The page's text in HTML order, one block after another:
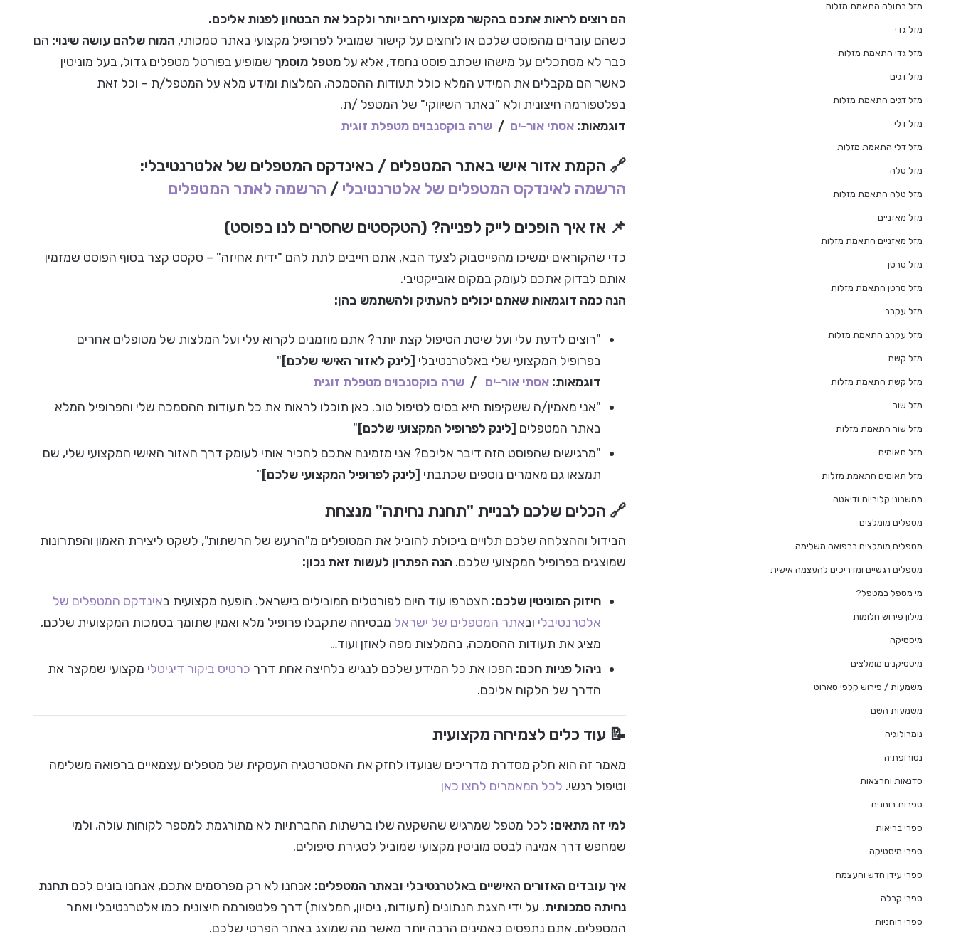
הם רוצים לראות אתכם בהקשר מקצועי רחב יותר ולקבל את הבטחון לפנות אליכם.
כשהם עוברים מהפוסט שלכם או לוחצים על קישור שמוביל לפרופיל מקצועי באתר סמכותי, המוח שלהם עושה שינוי: הם
כבר לא מסתכלים על מישהו שכתב פוסט נחמד, אלא על מטפל מוסמךשמופיע בפורטל מטפלים גדול, בעל מוניטין
כאשר הם מקבלים את המידע המלא כולל תעודות ההסמכה, המלצות ומידע מלא על המטפל/ת – וכל זאת
בפלטפורמה חיצונית ולא "באתר השיווקי" של המטפל /ת.
דוגמאות: אסתי אור-ים / שרה בוקסנבוים מטפלת זוגית
🔗 הקמת אזור אישי באתר המטפלים / באינדקס המטפלים של אלטרנטיבלי:
הרשמה לאינדקס המטפלים של אלטרנטיבלי / הרשמה לאתר המטפלים
📌 אז איך הופכים לייק לפנייה? (הטקסטים שחסרים לנו בפוסט)
כדי שהקוראים ימשיכו מהפייסבוק לצעד הבא, אתם חייבים לתת להם "ידית אחיזה" – טקסט קצר בסוף הפוסט שמזמין
אותם לבדוק אתכם לעומק במקום אובייקטיבי.
הנה כמה דוגמאות שאתם יכולים להעתיק ולהשתמש בהן:
"רוצים לדעת עלי ועל שיטת הטיפול קצת יותר? אתם מוזמנים לקרוא עלי ועל המלצות של מטופלים אחרים
בפרופיל המקצועי שלי באלטרנטיבלי [לינק לאזור האישי שלכם]"
דוגמאות: אסתי אור-ים / שרה בוקסנבוים מטפלת זוגית
"אני מאמין/ה ששקיפות היא בסיס לטיפול טוב. כאן תוכלו לראות את כל תעודות ההסמכה שלי והפרופיל המלא
באתר המטפלים [לינק לפרופיל המקצועי שלכם]"
"מרגישים שהפוסט הזה דיבר אליכם? אני מזמינה אתכם להכיר אותי לעומק דרך האזור האישי המקצועי שלי, שם
תמצאו גם מאמרים נוספים שכתבתי [לינק לפרופיל המקצועי שלכם]"
🔗 הכלים שלכם לבניית "תחנת נחיתה" מנצחת
הבידול וההצלחה שלכם תלויים ביכולת להוביל את המטופלים מ"הרעש של הרשתות", לשקט ליצירת האמון והפתרונות
שמוצגים בפרופיל המקצועי שלכם. הנה הפתרון לעשות זאת נכון:
חיזוק המוניטין שלכם: הצטרפו עוד היום לפורטלים המובילים בישראל. הופעה מקצועית באינדקס המטפלים של
אלטרנטיבלי ובאתר המטפלים של ישראל מבטיחה שתקבלו פרופיל מלא ואמין שתומך בסמכות המקצועית שלכם,
מציג את תעודות ההסמכה, בהמלצות מפה לאוזן ועוד…
ניהול פניות חכם: הפכו את כל המידע שלכם לנגיש בלחיצה אחת דרך כרטיס ביקור דיגיטלי מקצועי שמקצר את
הדרך של הלקוח אליכם.
📝 עוד כלים לצמיחה מקצועית
מאמר זה הוא חלק מסדרת מדריכים שנועדו לחזק את האסטרטגיה העסקית של מטפלים עצמאיים ברפואה משלימה
וטיפול רגשי. לכל המאמרים לחצו כאן
למי זה מתאים: לכל מטפל שמרגיש שהשקעה שלו ברשתות החברתיות לא מתורגמת למספר לקוחות עולה, ולמי
שמחפש דרך אמינה לבסס מוניטין מקצועי שמוביל לסגירת טיפולים.
איך עובדים האזורים האישיים באלטרנטיבלי ובאתר המטפלים: אנחנו לא רק מפרסמים אתכם, אנחנו בונים לכם תחנת
נחיתה סמכותית. על ידי הצגת הנתונים (תעודות, ניסיון, המלצות) דרך פלטפורמה חיצונית כמו אלטרנטיבלי ואתר
המטפלים, אתם נתפסים כאמינים הרבה יותר מאשר מה שמוצג באתר הפרטי שלכם.
מזל בתולה התאמת מזלות
מזל גדי
מזל גדי התאמת מזלות
מזל דגים
מזל דגים התאמת מזלות
מזל דלי
מזל דלי התאמת מזלות
מזל טלה
מזל טלה התאמת מזלות
מזל מאזניים
מזל מאזניים התאמת מזלות
מזל סרטן
מזל סרטן התאמת מזלות
מזל עקרב
מזל עקרב התאמת מזלות
מזל קשת
מזל קשת התאמת מזלות
מזל שור
מזל שור התאמת מזלות
מזל תאומים
מזל תאומים התאמת מזלות
מחשבוני קלוריות ודיאטה
מטפלים מומלצים
מטפלים מומלצים ברפואה משלימה
מטפלים רגשיים ומדריכים להעצמה אישית
מי מטפל במטפל?
מילון פירוש חלומות
מיסטיקה
מיסטיקנים מומלצים
משמעות / פירוש קלפי טארוט
משמעות השם
נומרולוגיה
נטורופתיה
סדנאות והרצאות
ספרות רוחנית
ספרי בריאות
ספרי מיסטיקה
ספרי עידן חדש והעצמה
ספרי קבלה
ספרי רוחניות